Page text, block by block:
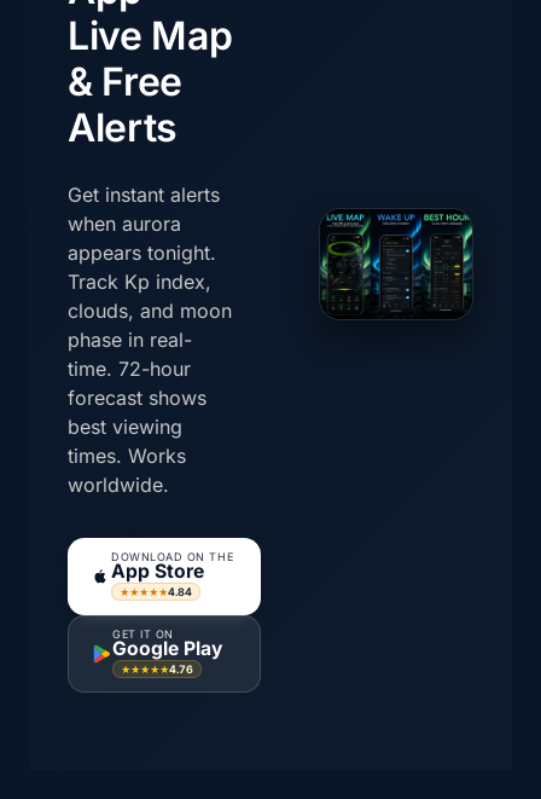
Live Map
& Free
Alerts
Get instant alerts
when aurora
appears tonight.
Track Kp index,
clouds, and moon
phase in real-
time. 72-hour
forecast shows
best viewing
times. Works
worldwide.
DOWNLOAD ON THE
App Store
★★★★★4.84
GET IT ON
Google Play
★★★★★4.76